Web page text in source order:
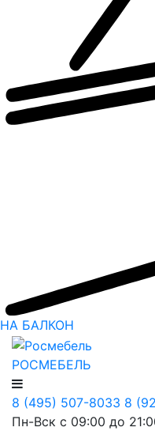
НА БАЛКОН
РОСМЕБЕЛЬ
8 (495) 507-8033 8
Пн-Вск с 09:00 до